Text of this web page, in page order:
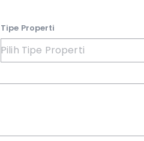
Tipe Properti